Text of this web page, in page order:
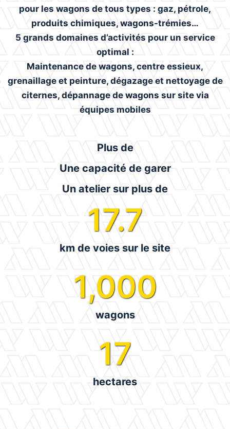
pour les wagons de tous types : gaz, pétrole,
produits chimiques, wagons-trémies…
5 grands domaines d’activités pour un service
optimal :
Maintenance de wagons, centre essieux,
grenaillage et peinture, dégazage et nettoyage de
citernes, dépannage de wagons sur site via
équipes mobiles
Plus de
Une capacité de garer
Un atelier sur plus de
km de voies sur le site
17.7
wagons
1,000
hectares
17